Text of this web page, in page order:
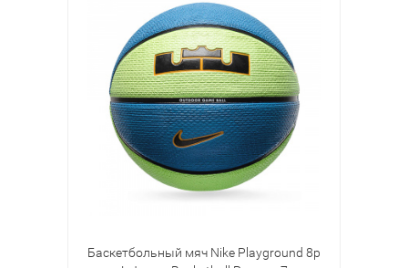
Баскетбольный мяч Nike Playground 8p